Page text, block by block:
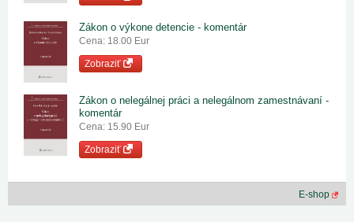
Zákon o výkone detencie - komentár
Cena: 18.00 Eur
Zobraziť
Zákon o nelegálnej práci a nelegálnom zamestnávaní -
komentár
Cena: 15.90 Eur
Zobraziť
E-shop